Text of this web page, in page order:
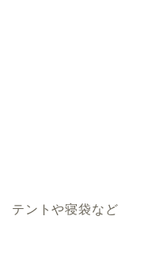
テントや寝袋など